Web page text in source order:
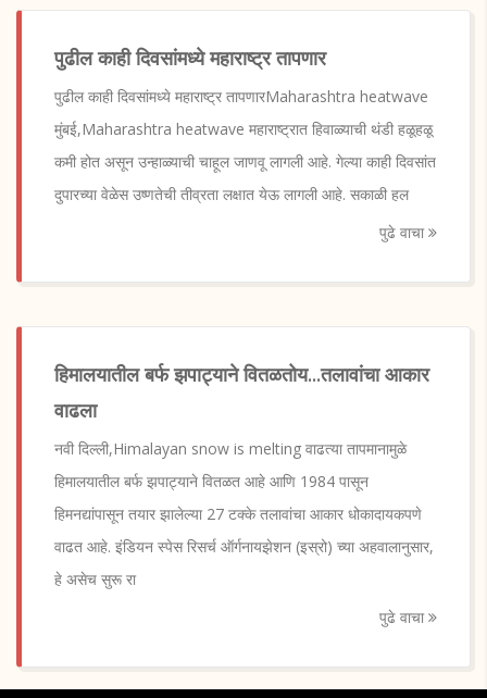
पुढील काही दिवसांमध्ये महाराष्ट्र तापणार
पुढील काही दिवसांमध्ये महाराष्ट्र तापणारMaharashtra heatwave
मुंबई,Maharashtra heatwave महाराष्ट्रात हिवाळ्याची थंडी हळूहळू
कमी होत असून उन्हाळ्याची चाहूल जाणवू लागली आहे. गेल्या काही दिवसांत
दुपारच्या वेळेस उष्णतेची तीव्रता लक्षात येऊ लागली आहे. सकाळी हल
पुढे वाचा
हिमालयातील बर्फ झपाट्याने वितळतोय...तलावांचा आकार
वाढला
नवी दिल्ली,Himalayan snow is melting वाढत्या तापमानामुळे
हिमालयातील बर्फ झपाट्याने वितळत आहे आणि 1984 पासून
हिमनद्यांपासून तयार झालेल्या 27 टक्के तलावांचा आकार धोकादायकपणे
वाढत आहे. इंडियन स्पेस रिसर्च ऑर्गनायझेशन (इस्रो) च्या अहवालानुसार,
हे असेच सुरू रा
पुढे वाचा